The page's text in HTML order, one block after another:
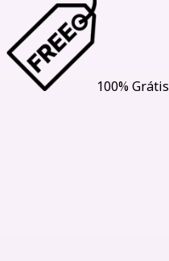
100% Grátis